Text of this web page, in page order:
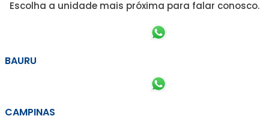
Escolha a unidade mais próxima para falar conosco.
BAURU
CAMPINAS